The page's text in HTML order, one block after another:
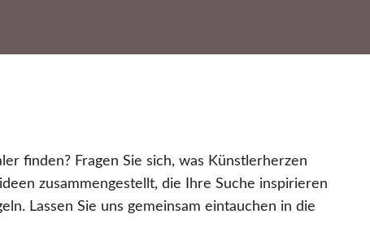
finden? Fragen Sie sich, was Künstlerherzen
zusammengestellt, die Ihre Suche inspirieren
Lassen Sie uns gemeinsam eintauchen in die